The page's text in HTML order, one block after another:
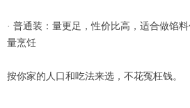
· 普通装：量更足，性价比高，适合做馅
量烹饪
按你家的人口和吃法来选，不花冤枉钱。